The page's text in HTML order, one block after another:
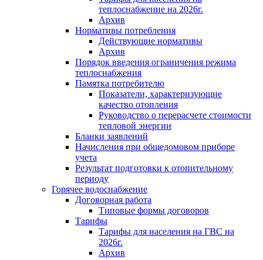
теплоснабжение на 2026г.
Архив
Нормативы потребления
Действующие нормативы
Архив
Порядок введения ограничения режима
теплоснабжения
Памятка потребителю
Показатели, характеризующие
качество отопления
Руководство о перерасчете стоимости
тепловой энергии
Бланки заявлений
Начисления при общедомовом приборе
учета
Результат подготовки к отопительному
периоду
Горячее водоснабжение
Договорная работа
Типовые формы договоров
Тарифы
Тарифы для населения на ГВС на
2026г.
Архив